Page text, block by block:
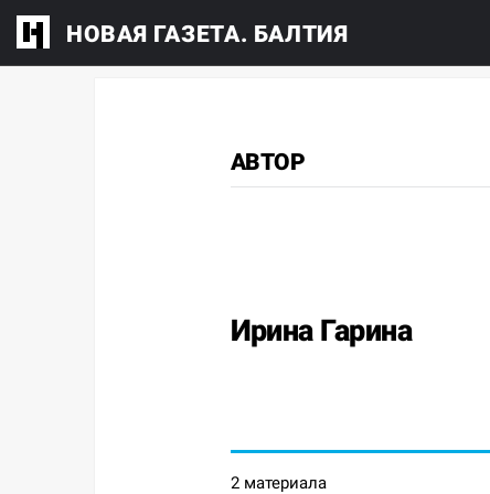
НОВАЯ ГАЗЕТА. БАЛТИЯ
АВТОР
Ирина Гарина
2 материала